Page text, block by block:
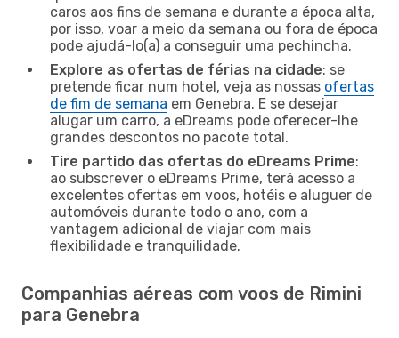
caros aos fins de semana e durante a época alta,
por isso, voar a meio da semana ou fora de época
pode ajudá-lo(a) a conseguir uma pechincha.
Explore as ofertas de férias na cidade: se
pretende ficar num hotel, veja as nossas ofertas
de fim de semana em Genebra. E se desejar
alugar um carro, a eDreams pode oferecer-lhe
grandes descontos no pacote total.
Tire partido das ofertas do eDreams Prime:
ao subscrever o eDreams Prime, terá acesso a
excelentes ofertas em voos, hotéis e aluguer de
automóveis durante todo o ano, com a
vantagem adicional de viajar com mais
flexibilidade e tranquilidade.
Companhias aéreas com voos de Rimini
para Genebra